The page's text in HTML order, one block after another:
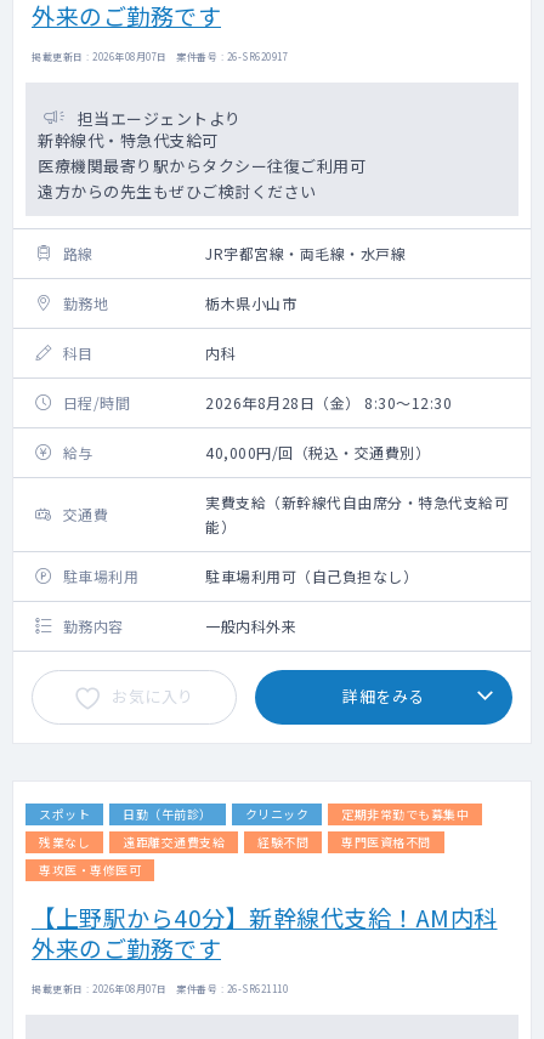
外来のご勤務です
掲載更新日 : 2026年08月07日 案件番号 : 26-SR620917
担当エージェントより
新幹線代・特急代支給可
医療機関最寄り駅からタクシー往復ご利用可
遠方からの先生もぜひご検討ください
路線 JR宇都宮線・両毛線・水戸線
勤務地 栃木県小山市
科目 内科
日程/時間 2026年8月28日（金） 8:30～12:30
給与 40,000円/回（税込・交通費別）
交通費
実費支給（新幹線代自由席分・特急代支給可
能）
駐車場利用 駐車場利用可（自己負担なし）
勤務内容 一般内科外来
お気に入り 詳細をみる
スポット 日勤（午前診） クリニック
定期非常勤でも募集中
残業なし
遠距離交通費支給 経験不問
専門医資格不問
専攻医・専修医可
【上野駅から40分】新幹線代支給！AM内科
外来のご勤務です
掲載更新日 : 2026年08月07日 案件番号 : 26-SR621110